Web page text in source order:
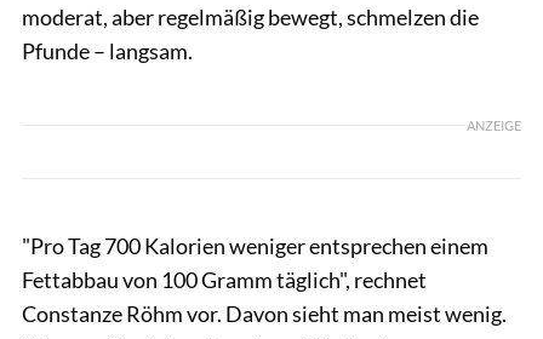
moderat, aber regelmäßig bewegt, schmelzen die
Pfunde – langsam.
ANZEIGE
"Pro Tag 700 Kalorien weniger entsprechen einem
Fettabbau von 100 Gramm täglich", rechnet
Constanze Röhm vor. Davon sieht man meist wenig.